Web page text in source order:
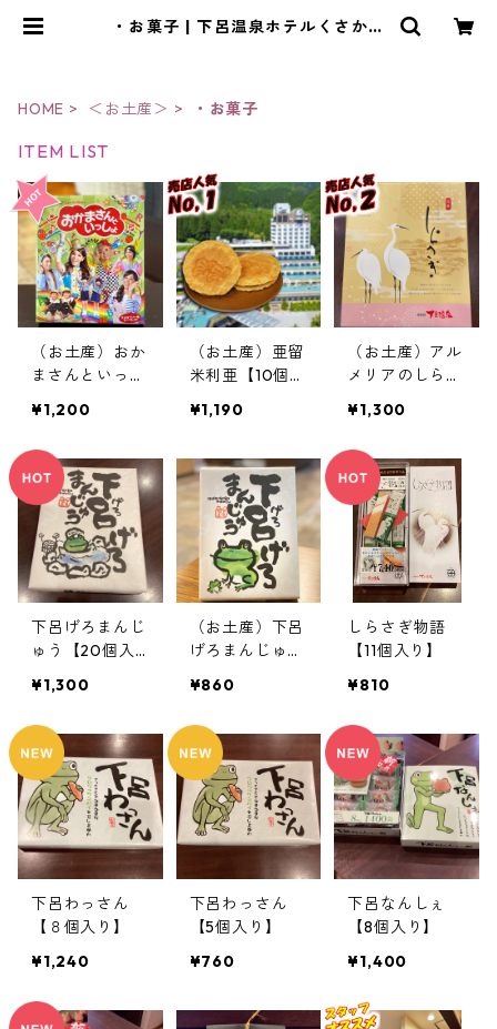
・お菓子 | 下呂温泉ホテルくさかべ
HOME ＜お土産＞ ・お菓子
ITEM LIST
（お土産）おか
まさんといっし
＜当館限定＞
¥1,200
（お土産）亜留
米利亜【10個入
＞
¥1,190
（お土産）アル
メリアのしらさ
り】＜当館限定
＞
¥1,300
下呂げろまんじ
ゅう【20個入
¥1,300
（お土産）下呂
げろまんじゅう
¥860
しらさぎ物語
【11個入り】
¥810
下呂わっさん
【８個入り】
¥1,240
下呂わっさん
【5個入り】
¥760
下呂なんしぇ
【8個入り】
¥1,400